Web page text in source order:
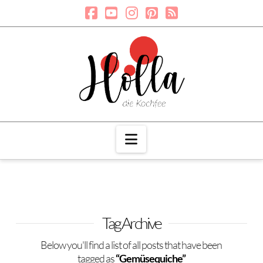
Navigation
Tag Archive
Below you'll find a list of all posts that have been
tagged as“Gemüsequiche”